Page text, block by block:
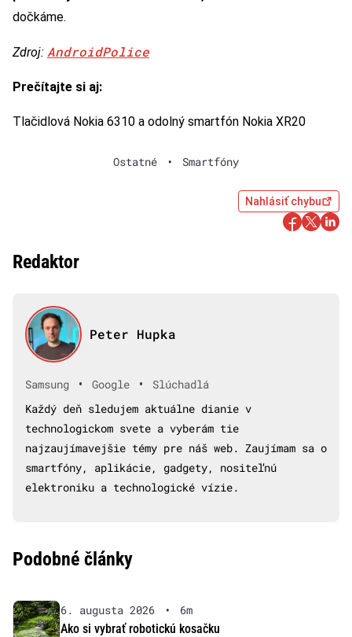
dočkáme.
Zdroj: AndroidPolice
Prečítajte si aj:
Tlačidlová Nokia 6310 a odolný smartfón Nokia XR20
Ostatné • Smartfóny
Nahlásiť chybu
Redaktor
Peter Hupka
Samsung • Google •
Slúchadlá
Každý deň sledujem aktuálne dianie v
technologickom svete a vyberám tie
najzaujímavejšie témy pre náš web. Zaujímam sa o
smartfóny, aplikácie, gadgety, nositeľnú
elektroniku a technologické vízie.
Podobné články
6. augusta 2026 •
6m
Ako si vybrať robotickú kosačku